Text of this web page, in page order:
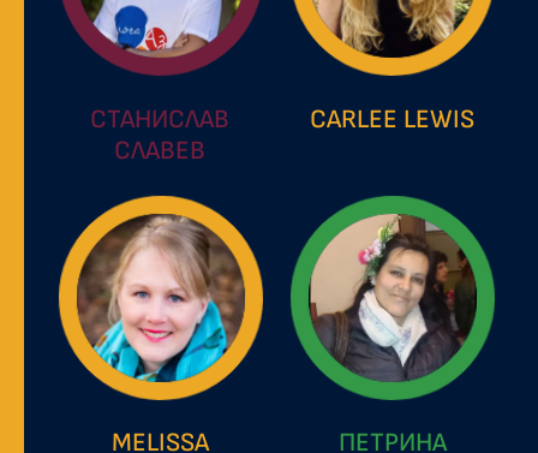
СТАНИСЛАВ
СЛАВЕВ
CARLEE LEWIS
MELISSA
ПЕТРИНА